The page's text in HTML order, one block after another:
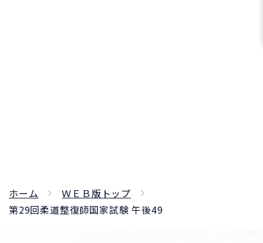
ホーム
ＷＥＢ版トップ
第29回柔道整復師国家試験 午後49